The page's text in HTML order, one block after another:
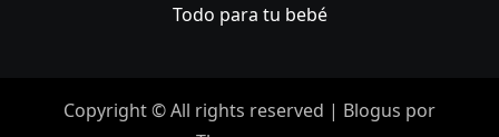
Todo para tu bebé
Copyright © All rights reserved | Blogus por